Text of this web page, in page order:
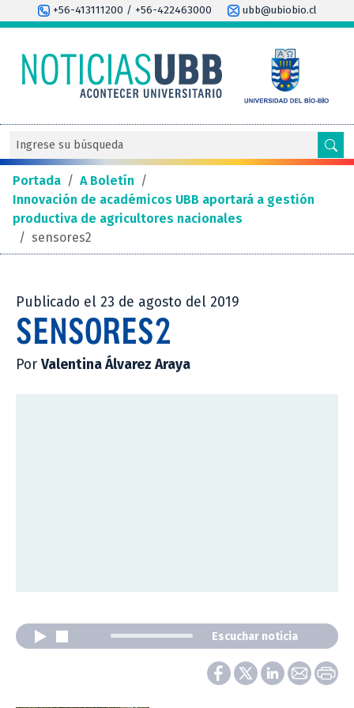
+56-413111200 / +56-422463000 ubb@ubiobio.cl
Portada / A Boletín /
Innovación de académicos UBB aportará a gestión
productiva de agricultores nacionales
/ sensores2
Publicado el 23 de agosto del 2019
SENSORES2
PorValentina Álvarez Araya
Escuchar noticia